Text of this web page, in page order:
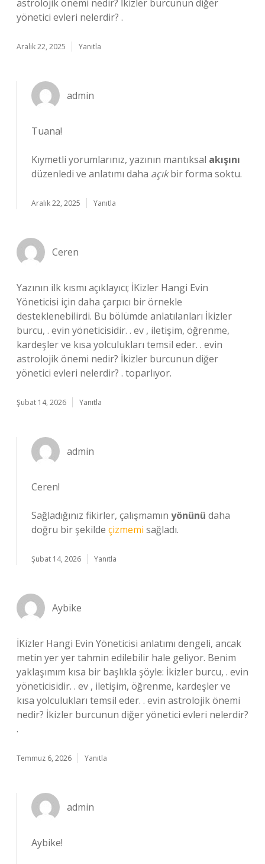
astrolojik önemi nedir? İkizler burcunun diğer
yönetici evleri nelerdir? .
Aralık 22, 2025 Yanıtla
admin
Tuana!
Kıymetli yorumlarınız, yazının mantıksal akışını
düzenledi ve anlatımı daha açıkbir forma soktu.
Aralık 22, 2025 Yanıtla
Ceren
Yazının ilk kısmı açıklayıcı; İKizler Hangi Evin
Yöneticisi için daha çarpıcı bir örnekle
desteklenebilirdi. Bu bölümde anlatılanları İkizler
burcu, . evin yöneticisidir. . ev , iletişim, öğrenme,
kardeşler ve kısa yolculukları temsil eder. . evin
astrolojik önemi nedir? İkizler burcunun diğer
yönetici evleri nelerdir? . toparlıyor.
Şubat 14, 2026 Yanıtla
admin
Ceren!
Sağladığınız fikirler, çalışmamın yönünü daha
doğru bir şekilde çizmemi sağladı.
Şubat 14, 2026 Yanıtla
Aybike
İKizler Hangi Evin Yöneticisi anlatımı dengeli, ancak
metin yer yer tahmin edilebilir hale geliyor. Benim
yaklaşımım kısa bir başlıkla şöyle: İkizler burcu, . evin
yöneticisidir. . ev , iletişim, öğrenme, kardeşler ve
kısa yolculukları temsil eder. . evin astrolojik önemi
nedir? İkizler burcunun diğer yönetici evleri nelerdir?
.
Temmuz 6, 2026 Yanıtla
admin
Aybike!